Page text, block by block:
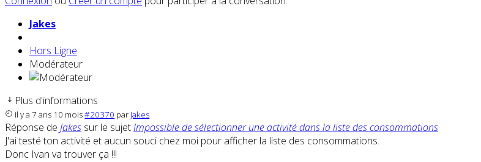
Jakes
Hors Ligne
Modérateur
Plus d'informations
il y a 7 ans 10 mois#20370 par Jakes
Réponse de Jakes sur le sujetImpossible de sélectionner une activité dans la liste des consommations
J'ai testé ton activité et aucun souci chez moi pour afficher la liste des consommations.
Donc Ivan va trouver ça !!!